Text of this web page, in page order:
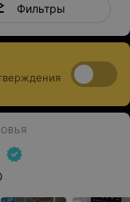
Фильтры